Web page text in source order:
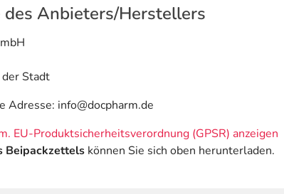
des Anbieters/Herstellers
Stadt
Adresse: info@docpharm.de
EU-Produktsicherheitsverordnung (GPSR) anzeigen
Beipackzettels können Sie sich oben herunterladen.